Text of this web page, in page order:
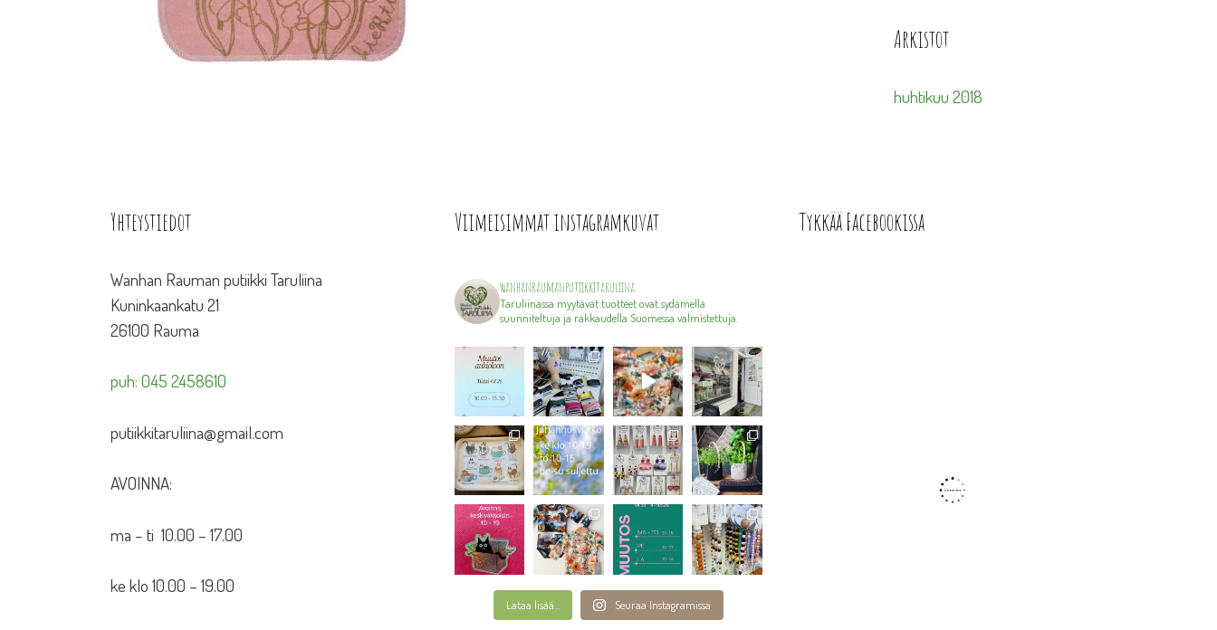
Arkistot
huhtikuu 2018
Yhteystiedot
Wanhan Rauman putiikki Taruliina
Kuninkaankatu 21
26100 Rauma
puh: 045 2458610
putiikkitaruliina@gmail.com
AVOINNA:
ma – ti 10.00 – 17.00
ke klo 10.00 – 19.00
Viimeisimmät instagramkuvat
wanhanraumanputiikkitaruliina
Taruliinassa myytävät tuotteet ovat sydämellä
suunniteltuja ja rakkaudella Suomessa valmistettuja.
Lataa lisää... Seuraa Instagramissa
Tykkää Facebookissa